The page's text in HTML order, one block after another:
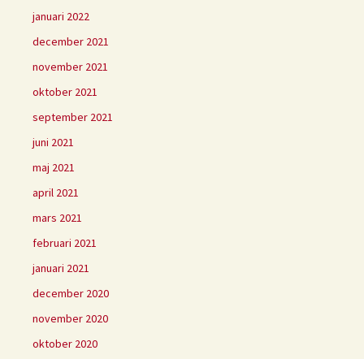
januari 2022
december 2021
november 2021
oktober 2021
september 2021
juni 2021
maj 2021
april 2021
mars 2021
februari 2021
januari 2021
december 2020
november 2020
oktober 2020